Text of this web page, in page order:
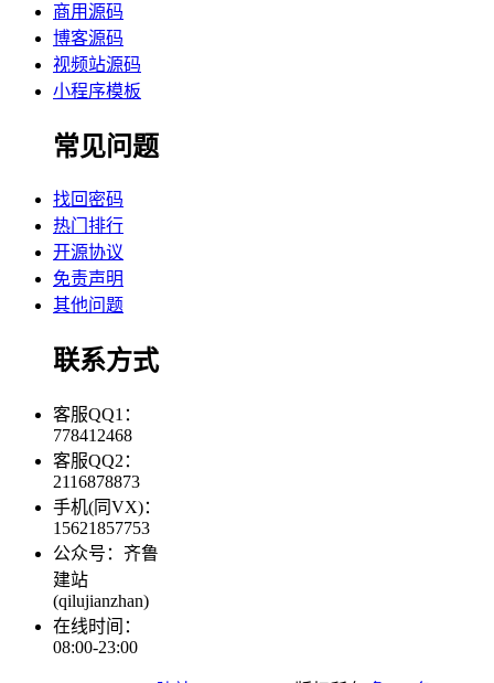
商用源码
博客源码
视频站源码
小程序模板
常见问题
找回密码
热门排行
开源协议
免责声明
其他问题
联系方式
客服QQ1：
778412468
客服QQ2：
2116878873
手机(同VX)：
15621857753
公众号：齐鲁
建站
(qilujianzhan)
在线时间：
08:00-23:00